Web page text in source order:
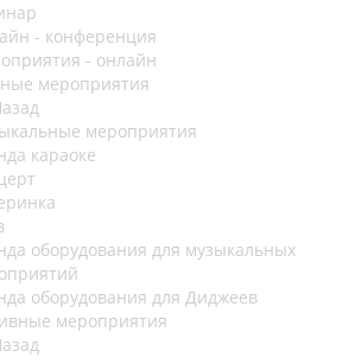
- конференция
- онлайн
мероприятия
мероприятия
караоке
оборудования для музыкальных
оборудования для Диджеев
мероприятия